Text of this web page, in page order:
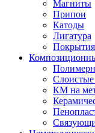
Магниты
Припои
Катоды
Лигатура
Покрытия
Слоистые
КМ на